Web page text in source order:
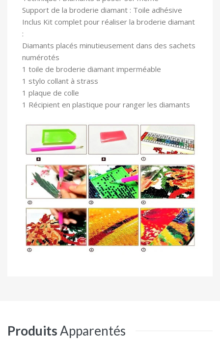
Support de la broderie diamant : Toile adhésive
Inclus Kit complet pour réaliser la broderie diamant
:
Diamants placés minutieusement dans des sachets
numérotés
1 toile de broderie diamant imperméable
1 stylo collant à strass
1 plaque de colle
1 Récipient en plastique pour ranger les diamants
ProduitsApparentés